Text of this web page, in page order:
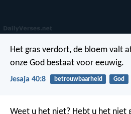
Het gras verdort, de bloem valt
onze God bestaat voor eeuwig.
Jesaja 40:8 betrouwbaarheid God
Weet u het niet? Hebt u het niet